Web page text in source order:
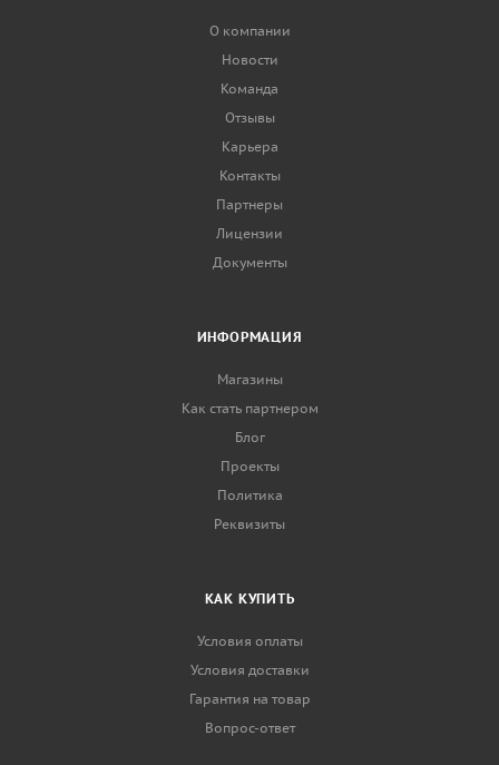
О компании
Новости
Команда
Отзывы
Карьера
Контакты
Партнеры
Лицензии
Документы
ИНФОРМАЦИЯ
Магазины
Как стать партнером
Блог
Проекты
Политика
Реквизиты
КАК КУПИТЬ
Условия оплаты
Условия доставки
Гарантия на товар
Вопрос-ответ